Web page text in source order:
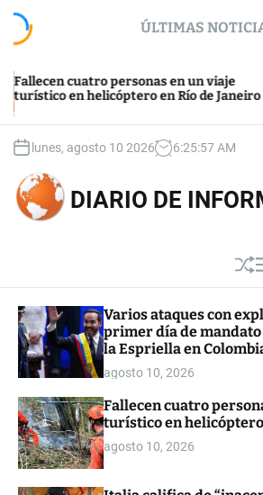
c
ÚLTIMAS
cuatro personas en un viaje
en helicóptero en Río de Janeiro
lunes, agosto 10 2026 6:25:58AM
DIARIO DE
S
h
ff
l
e
Varios ataques con
primer día de
la Espriella en
agosto 10, 2026
Fallecen cuatro
turístico en helicóptero
agosto 10, 2026